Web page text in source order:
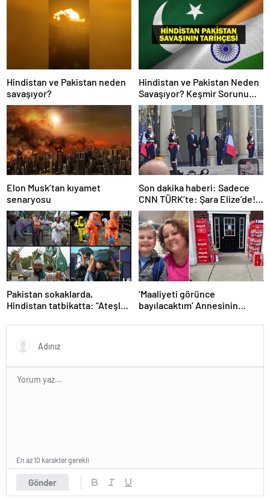
Hindistan ve Pakistan neden
savaşıyor?
Hindistan ve Pakistan Neden
Savaşıyor? Keşmir Sorunu
Nedir? Neden Savaş Başladı?
İşte Hindistan Pakistan
Savaşının Tarihçesi!
Elon Musk’tan kıyamet
senaryosu
Son dakika haberi: Sadece
CNN TÜRK’te: Şara Elize’de!
Suriye Lideri, Macron ile
görüşüyor
Pakistan sokaklarda,
Hindistan tatbikatta: “Ateşle
‘Maaliyeti görünce
bayılacaktım’ Annesinin
lolipop aldı
Gönder
En az 10 karakter gerekli